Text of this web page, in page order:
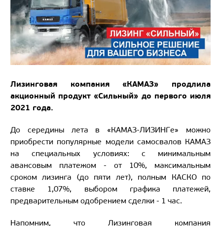
Лизинговая компания «КАМАЗ» продлила
акционный продукт «Сильный» до первого июля
2021 года.
До середины лета в «КАМАЗ-ЛИЗИНГе» можно
приобрести популярные модели самосвалов КАМАЗ
на специальных условиях: с минимальным
авансовым платежом - от 10%, максимальным
сроком лизинга (до пяти лет), полным КАСКО по
ставке 1,07%, выбором графика платежей,
предварительным одобрением сделки - 1 час.
Напомним, что Лизинговая компания